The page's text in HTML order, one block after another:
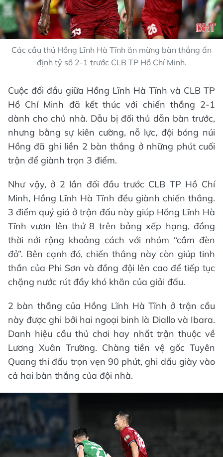
Các cầu thủ Hồng Lĩnh Hà Tĩnh ăn mừng bàn thắng ấn
định tỷ số 2-1 trước CLB TP Hồ Chí Minh.
Cuộc đối đầu giữa Hồng Lĩnh Hà Tĩnh và CLB TP
Hồ Chí Minh đã kết thúc với chiến thắng 2-1
dành cho chủ nhà. Dẫu bị đối thủ dẫn bàn trước,
nhưng bằng sự kiên cường, nỗ lực, đội bóng núi
Hồng đã ghi liền 2 bàn thắng ở những phút cuối
trận để giành trọn 3 điểm.
Như vậy, ở 2 lần đối đầu trước CLB TP Hồ Chí
Minh, Hồng Lĩnh Hà Tĩnh đều giành chiến thắng.
3 điểm quý giá ở trận đấu này giúp Hồng Lĩnh Hà
Tĩnh vươn lên thứ 8 trên bảng xếp hạng, đồng
thời nới rộng khoảng cách với nhóm “cầm đèn
đỏ”. Bên cạnh đó, chiến thắng này còn giúp tinh
thần của Phi Sơn và đồng đội lên cao để tiếp tục
chặng nước rút đầy khó khăn của giải đấu.
2 bàn thắng của Hồng Lĩnh Hà Tĩnh ở trận cầu
này được ghi bởi hai ngoại binh là Diallo và Ibara.
Danh hiệu cầu thủ chơi hay nhất trận thuộc về
Lương Xuân Trường. Chàng tiền vệ gốc Tuyên
Quang thi đấu trọn vẹn 90 phút, ghi dấu giày vào
cả hai bàn thắng của đội nhà.